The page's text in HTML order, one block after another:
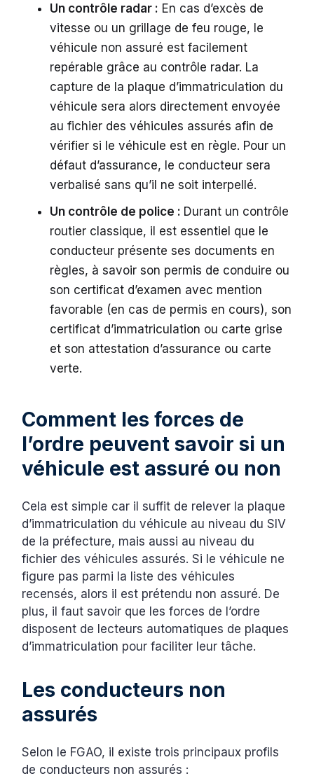
Un contrôle radar : En cas d’excès de
vitesse ou un grillage de feu rouge, le
véhicule non assuré est facilement
repérable grâce au contrôle radar. La
capture de la plaque d’immatriculation du
véhicule sera alors directement envoyée
au fichier des véhicules assurés afin de
vérifier si le véhicule est en règle. Pour un
défaut d’assurance, le conducteur sera
verbalisé sans qu’il ne soit interpellé.
Un contrôle de police : Durant un contrôle
routier classique, il est essentiel que le
conducteur présente ses documents en
règles, à savoir son permis de conduire ou
son certificat d’examen avec mention
favorable (en cas de permis en cours), son
certificat d’immatriculation ou carte grise
et son attestation d’assurance ou carte
verte.
Comment les forces de
l’ordre peuvent savoir si un
véhicule est assuré ou non
Cela est simple car il suffit de relever la plaque
d’immatriculation du véhicule au niveau du SIV
de la préfecture, mais aussi au niveau du
fichier des véhicules assurés. Si le véhicule ne
figure pas parmi la liste des véhicules
recensés, alors il est prétendu non assuré. De
plus, il faut savoir que les forces de l’ordre
disposent de lecteurs automatiques de plaques
d’immatriculation pour faciliter leur tâche.
Les conducteurs non
assurés
Selon le FGAO, il existe trois principaux profils
de conducteurs non assurés :